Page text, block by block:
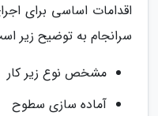
اقدامات اساسی برای
سرانجام به توضیح زیر
مشخص نوع زیر کار
آماده سازی سطوح